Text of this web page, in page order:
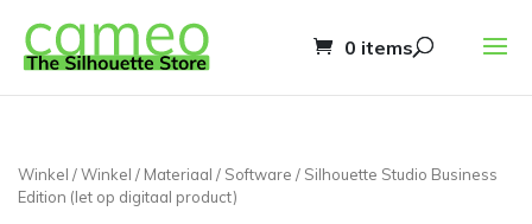
0 items
Winkel /Winkel / Materiaal / Software / Silhouette Studio Business
Edition (let op digitaal product)